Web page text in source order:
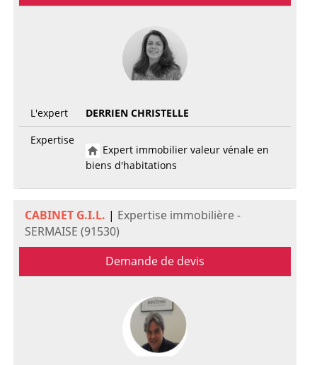
L'expert
DERRIEN CHRISTELLE
Expertise
Expert immobilier valeur vénale en
biens d'habitations
CABINET G.I.L. | Expertise immobilière -
SERMAISE (91530)
Demande de devis